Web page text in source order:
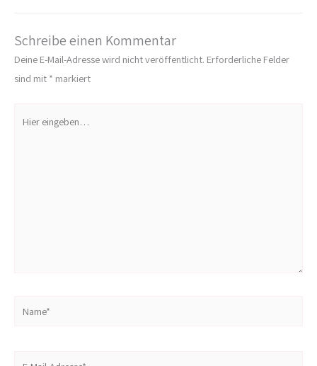
Schreibe einen Kommentar
Deine E-Mail-Adresse wird nicht veröffentlicht. Erforderliche Felder
sind mit * markiert
eingeben…